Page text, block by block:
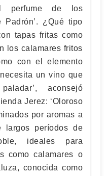
perfume de los
¿Qué tipo
tapas fritas como
los calamares fritos
con el elemento
un vino que
aconsejó
Jerez: ‘Oloroso
por aromas a
largos períodos de
ideales para
como calamares o
conocida como